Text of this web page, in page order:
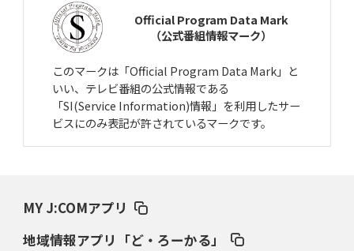
Official Program Data Mark
（公式番組情報マーク）
このマークは「Official Program Data Mark」と
いい、テレビ番組の公式情報である
「SI(Service Information)情報」を利用したサー
ビスにのみ表記が許されているマークです。
MY J:COMアプリ
地域情報アプリ「ど・ろーかる」